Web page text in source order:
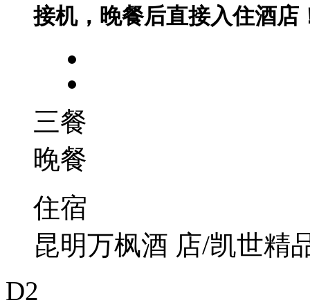
接机，晚餐后直接入住酒店
三餐
晚餐
住宿
昆明万枫酒 店/凯世精
D2